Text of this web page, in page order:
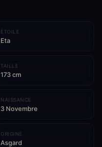
ÉTOILE
Eta
TAILLE
173 cm
NAISSANCE
3 Novembre
ORIGINE
Asgard